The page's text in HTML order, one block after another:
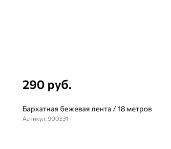
290 руб.
Бархатная бежевая лента / 18 метров
Артикул: 900331